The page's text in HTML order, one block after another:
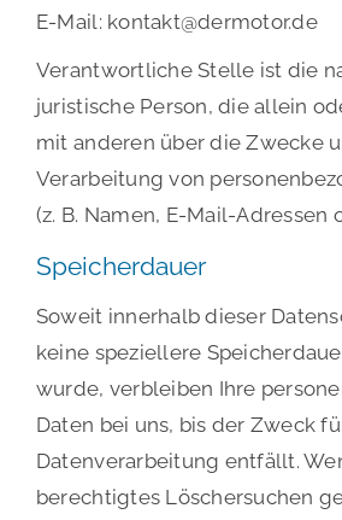
E-Mail: kontakt@dermotor.de
Verantwortliche Stelle ist die
juristische Person, die allein
mit anderen über die Zwecke
Verarbeitung von
(z. B. Namen, E-Mail-Adressen
Speicherdauer
Soweit innerhalb dieser
keine speziellere
wurde, verbleiben Ihre
Daten bei uns, bis der Zweck
Datenverarbeitung entfällt.
berechtigtes Löschersuchen